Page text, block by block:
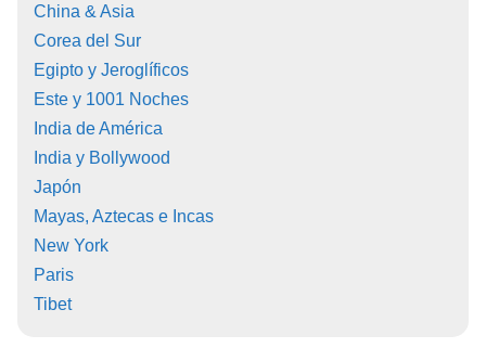
China & Asia
Corea del Sur
Egipto y Jeroglíficos
Este y 1001 Noches
India de América
India y Bollywood
Japón
Mayas, Aztecas e Incas
New York
Paris
Tibet